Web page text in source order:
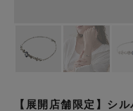
【展開店舗限定】シ